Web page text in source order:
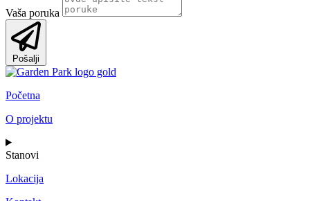
Vaša poruka
Pošalji
Početna
O projektu
Stanovi
Lokacija